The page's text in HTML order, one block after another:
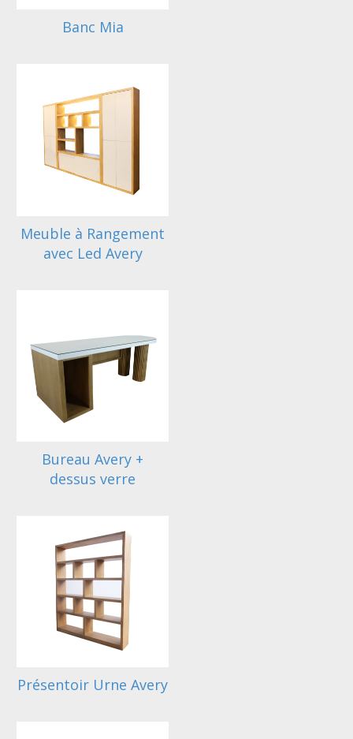
Banc Mia
Meuble à Rangement
avec Led Avery
Bureau Avery +
dessus verre
Présentoir Urne Avery